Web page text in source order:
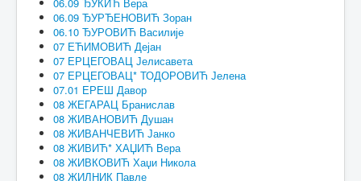
06.09 ЂУРЂЕНОВИЋ Зоран
06.10 ЂУРОВИЋ Василије
07 ЕЋИМОВИЋ Дејан
07 ЕРЦЕГОВАЦ Јелисавета
07 ЕРЦЕГОВАЦ* ТОДОРОВИЋ Јелена
07.01 ЕРЕШ Давор
08 ЖЕГАРАЦ Бранислав
08 ЖИВАНОВИЋ Душан
08 ЖИВАНЧЕВИЋ Јанко
08 ЖИВИЋ* ХАЏИЋ Вера
08 ЖИВКОВИЋ Хаџи Никола
08 ЖИЛНИК Павле